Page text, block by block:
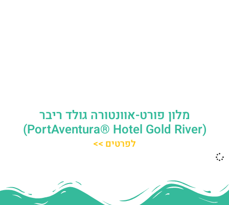
מלון פורט-אוונטורה גולד ריבר
(PortAventura® Hotel Gold River)
לפרטים >>